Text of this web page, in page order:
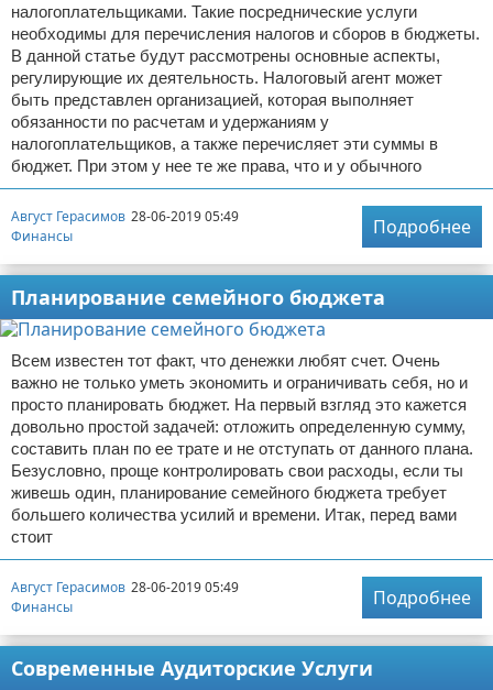
налогоплательщиками. Такие посреднические услуги
необходимы для перечисления налогов и сборов в бюджеты.
В данной статье будут рассмотрены основные аспекты,
регулирующие их деятельность. Налоговый агент может
быть представлен организацией, которая выполняет
обязанности по расчетам и удержаниям у
налогоплательщиков, а также перечисляет эти суммы в
бюджет. При этом у нее те же права, что и у обычного
Август Герасимов 28-06-2019 05:49
Финансы
Подробнее
Планирование семейного бюджета
Всем известен тот факт, что денежки любят счет. Очень
важно не только уметь экономить и ограничивать себя, но и
просто планировать бюджет. На первый взгляд это кажется
довольно простой задачей: отложить определенную сумму,
составить план по ее трате и не отступать от данного плана.
Безусловно, проще контролировать свои расходы, если ты
живешь один, планирование семейного бюджета требует
большего количества усилий и времени. Итак, перед вами
стоит
Август Герасимов 28-06-2019 05:49
Финансы
Подробнее
Современные Аудиторские Услуги